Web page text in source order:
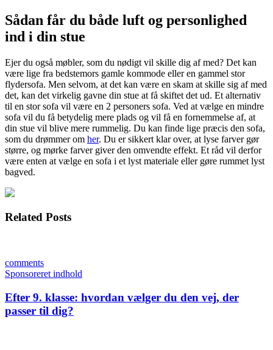
Sådan får du både luft og personlighed
ind i din stue
Ejer du også møbler, som du nødigt vil skille dig af med? Det kan
være lige fra bedstemors gamle kommode eller en gammel stor
flydersofa. Men selvom, at det kan være en skam at skille sig af med
det, kan det virkelig gavne din stue at få skiftet det ud. Et alternativ
til en stor sofa vil være en 2 personers sofa. Ved at vælge en mindre
sofa vil du få betydelig mere plads og vil få en fornemmelse af, at
din stue vil blive mere rummelig. Du kan finde lige præcis den sofa,
som du drømmer om her. Du er sikkert klar over, at lyse farver gør
større, og mørke farver giver den omvendte effekt. Et råd vil derfor
være enten at vælge en sofa i et lyst materiale eller gøre rummet lyst
bagved.
Related Posts
comments
Sponsoreret indhold
Efter 9. klasse: hvordan vælger du den vej, der
passer til dig?